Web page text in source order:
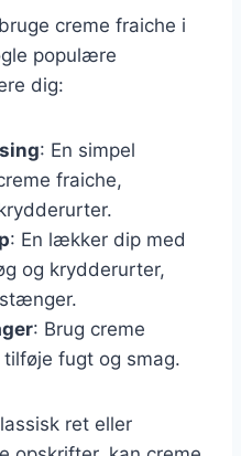
creme fraiche i
populære
dig:
: En simpel
fraiche,
: En lækker dip med
og krydderurter,
: Brug creme
fugt og smag.
ret eller